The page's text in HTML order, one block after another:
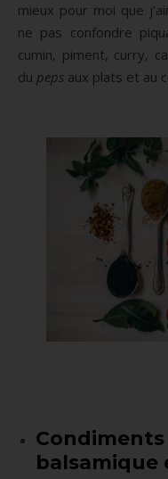
mieux pour moi que
ne pas confondre
cumin, piment, curry,
du peps aux plats et au
balsamique